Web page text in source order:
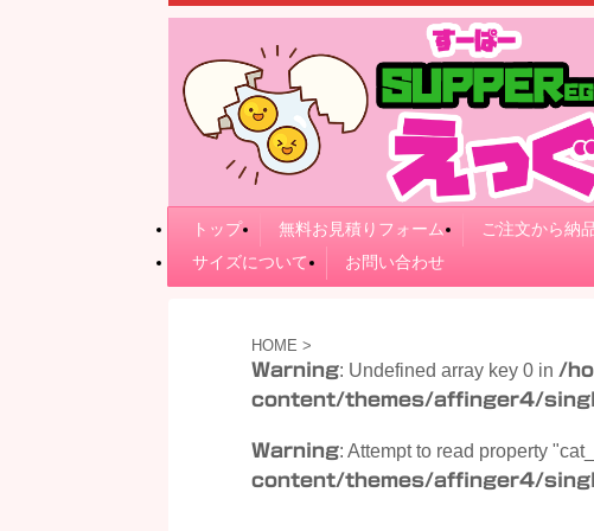
トップ 無料お見積りフォーム ご注文から納
サイズについて
お問い合わせ
HOME >
Warning: Undefined array key 0 in /
content/themes/affinger4/
Warning: Attempt to read property
content/themes/affinger4/